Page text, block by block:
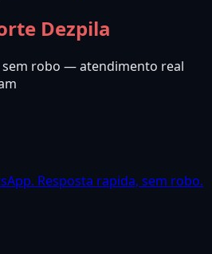
Dezpila
robo — atendimento real
Resposta rapida, sem robo.